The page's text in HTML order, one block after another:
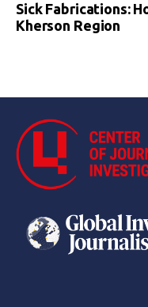
Sick Fabrications:
Kherson Region